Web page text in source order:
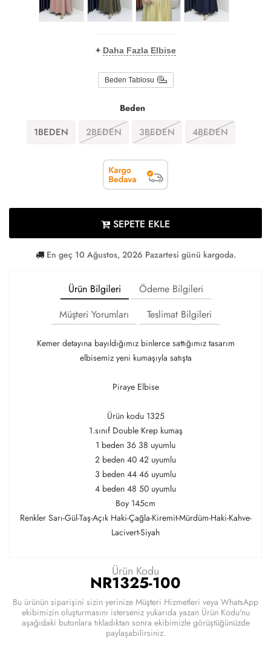
+ Daha Fazla Elbise
Beden Tablosu
Beden
1BEDEN 2BEDEN 3BEDEN 4BEDEN
SEPETE EKLE
En geç 10 Ağustos, 2026 Pazartesi günü kargoda.
Ürün Bilgileri
Ödeme Bilgileri
Müşteri Yorumları
Teslimat Bilgileri
Kemer detayına bayıldığımız binlerce sattığımız tasarım
elbisemiz yeni kumaşıyla satışta
Piraye Elbise
Ürün kodu 1325
1.sınıf Double Krep kumaş
1 beden 36 38 uyumlu
2 beden 40 42 uyumlu
3 beden 44 46 uyumlu
4 beden 48 50 uyumlu
Boy 145cm
Renkler Sarı-Gül-Taş-Açık Haki-Çağla-Kiremit-Mürdüm-Haki-Kahve-
Lacivert-Siyah
Ürün Kodu
NR1325-100
Bu ürünün siparişini sizin yerinize Müşteri Hizmetleri veya WhatsApp
ekibimizin oluşturmasını isterseniz yukarıda yazan Ürün Kodu'nu
aşağıdaki butonlara tıkladıktan sonra ekibimizle görüştüğünüzde
paylaşabilirsiniz.